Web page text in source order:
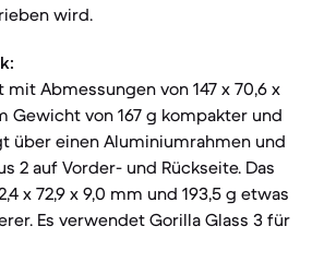
wird.
mit Abmessungen von 147 x 70,6 x
Gewicht von 167 g kompakter und
über einen Aluminiumrahmen und
2 auf Vorder- und Rückseite. Das
x 72,9 x 9,0 mm und 193,5 g etwas
Es verwendet Gorilla Glass 3 für